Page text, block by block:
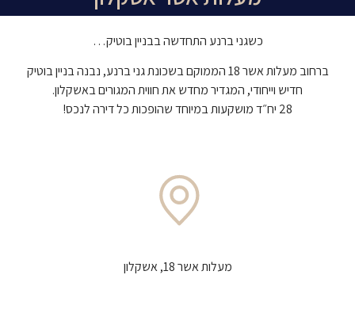
כשגני ברנע התחדשה בבניין בוטיק…
ברחוב מעלות אשר 18 הממוקם בשכונת גני ברנע, נבנה בניין בוטיק
חדיש וייחודי, המגדיר מחדש את חווית המגורים באשקלון.
28 יח״ד מושקעות במיוחד שהופכות כל דירה לנכס!
מעלות אשר 18, אשקלון